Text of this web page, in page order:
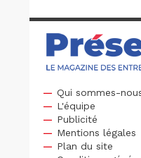
Qui sommes-
L'équipe
Publicité
Mentions légales
Plan du site